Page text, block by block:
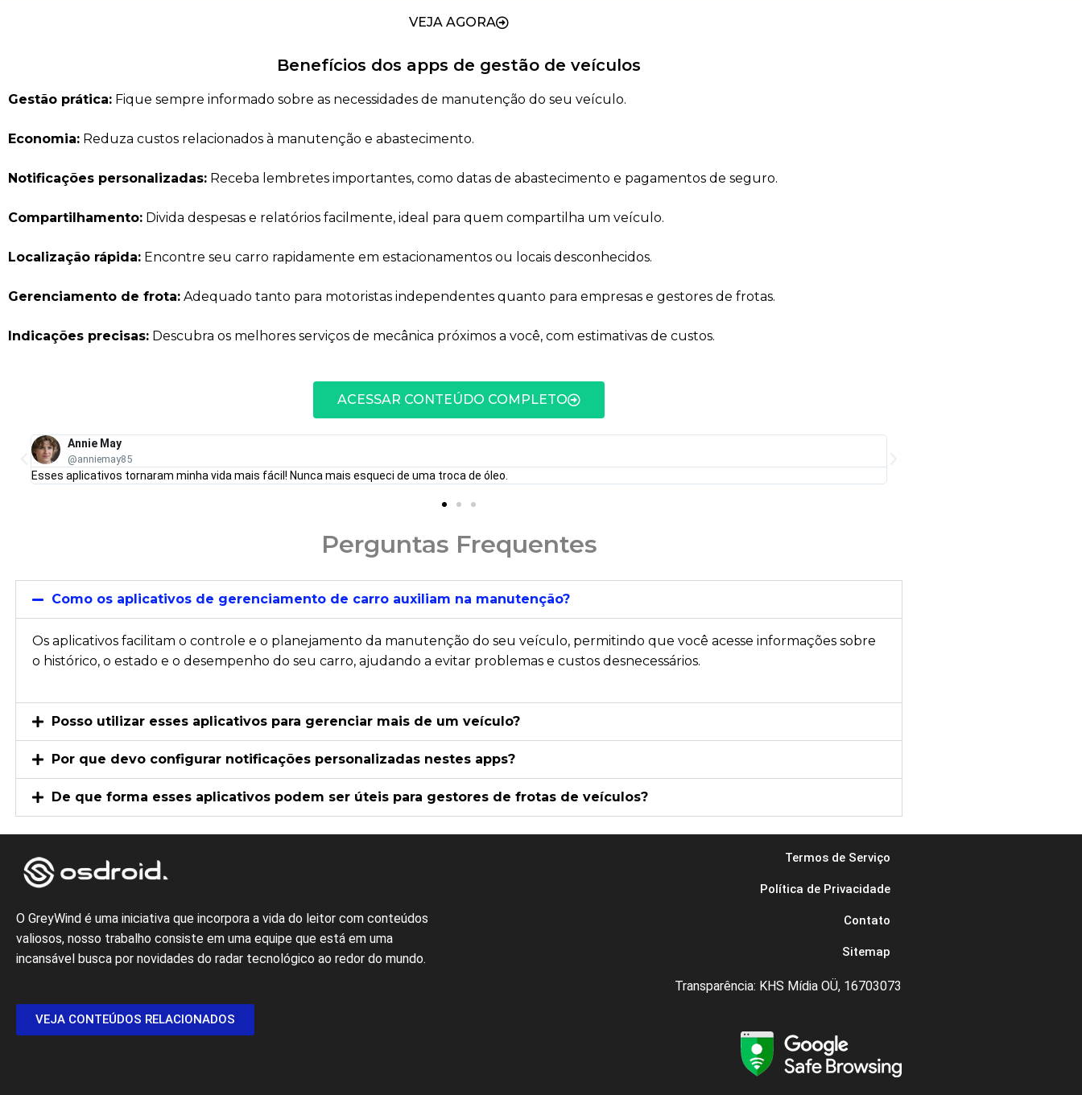
VEJA AGORA
Benefícios dos apps de gestão de veículos
Gestão prática: Fique sempre informado sobre as necessidades de manutenção do seu veículo.
Economia: Reduza custos relacionados à manutenção e abastecimento.
Notificações personalizadas: Receba lembretes importantes, como datas de abastecimento e pagamentos de seguro.
Compartilhamento: Divida despesas e relatórios facilmente, ideal para quem compartilha um veículo.
Localização rápida: Encontre seu carro rapidamente em estacionamentos ou locais desconhecidos.
Gerenciamento de frota: Adequado tanto para motoristas independentes quanto para empresas e gestores de frotas.
Indicações precisas: Descubra os melhores serviços de mecânica próximos a você, com estimativas de custos.
ACESSAR CONTEÚDO COMPLETO
Annie May
@anniemay85
Esses aplicativos tornaram minha vida mais fácil! Nunca mais esqueci de uma troca de óleo.
Perguntas Frequentes
Como os aplicativos de gerenciamento de carro auxiliam na manutenção?
Os aplicativos facilitam o controle e o planejamento da manutenção do seu veículo, permitindo que você acesse informações sobre
o histórico, o estado e o desempenho do seu carro, ajudando a evitar problemas e custos desnecessários.
Posso utilizar esses aplicativos para gerenciar mais de um veículo?
Por que devo configurar notificações personalizadas nestes apps?
De que forma esses aplicativos podem ser úteis para gestores de frotas de veículos?
O GreyWind é uma iniciativa que incorpora a vida do leitor com conteúdos
valiosos, nosso trabalho consiste em uma equipe que está em uma
incansável busca por novidades do radar tecnológico ao redor do mundo.
VEJA CONTEÚDOS RELACIONADOS
Termos de Serviço
Política de Privacidade
Contato
Sitemap
Transparência: KHS Mídia OÜ, 16703073